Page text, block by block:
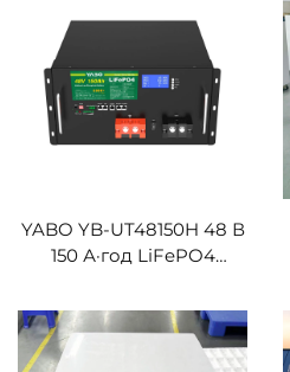
YABO YB-UT48150H 48 В
150 А·год LiFePO4
стоякова літій-залізо-
фосфатна акумуляторна
батарея для дому